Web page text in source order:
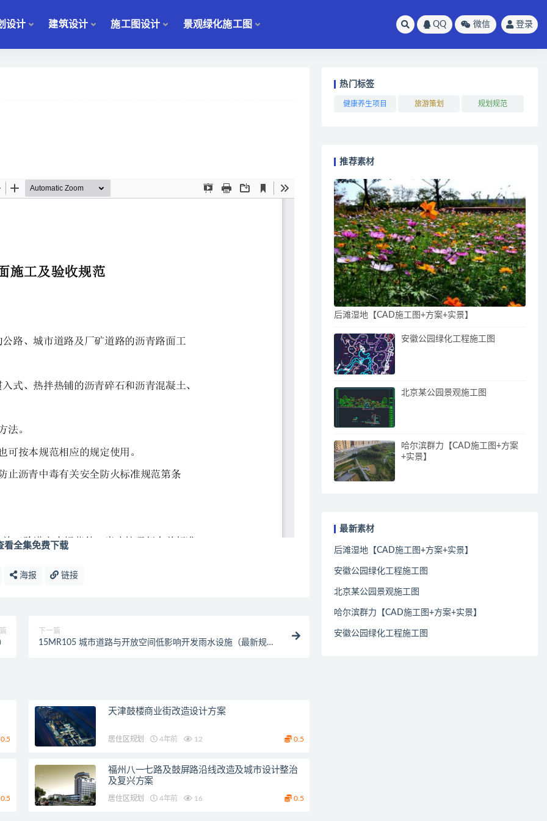
设计 建筑设计 施工图设计 景观绿化施工图 QQ 微信 登录
看全集免费下载
海报 链接
下一篇
15MR105 城市道路与开放空间低影响开发雨水设施（最新规
天津鼓楼商业街改造设计方案
居住区规划 4年前 12 0.5
福州八一七路及鼓屏路沿线改造及城市设计整治
及复兴方案
居住区规划 4年前 16 0.5
热门标签
健康养生项目 旅游策划 规划规范
推荐素材
后滩湿地【CAD施工图+方案+实景】
安徽公园绿化工程施工图
北京某公园景观施工图
哈尔滨群力【CAD施工图+方案
+实景】
最新素材
后滩湿地【CAD施工图+方案+实景】
安徽公园绿化工程施工图
北京某公园景观施工图
哈尔滨群力【CAD施工图+方案+实景】
安徽公园绿化工程施工图